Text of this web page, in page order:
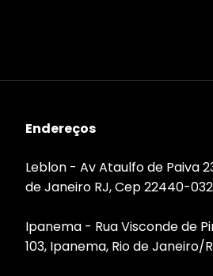
Endereços
Leblon - Av Ataulfo de Paiva
de Janeiro RJ, Cep 22440-032
Ipanema - Rua Visconde de
103, Ipanema, Rio de Janeiro/